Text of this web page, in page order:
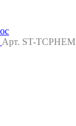
Арт. ST-TCPHEM